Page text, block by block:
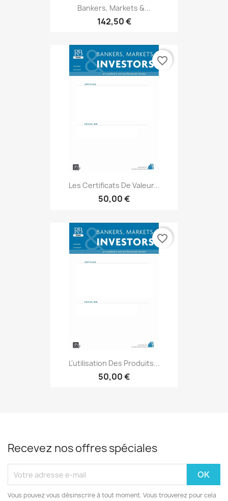
Bankers, Markets &...
142,50 €
Les Certificats De Valeur...
50,00 €
favorite_border
L'utilisation Des Produits...
50,00 €
favorite_border
Recevez nos offres spéciales
Vous pouvez vous désinscrire à tout moment. Vous trouverez pour cela